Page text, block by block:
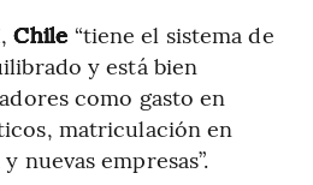
Chile “tiene el sistema de
y está bien
como gasto en
matriculación en
nuevas empresas”.